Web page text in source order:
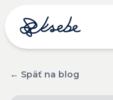
← Späť na blog